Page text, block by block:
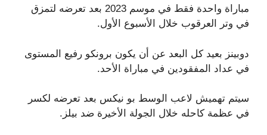
مباراة واحدة فقط في موسم 2023 بعد تعرضه لتمزق
في وتر العرقوب خلال الأسبوع الأول.
دوبينز بعيد كل البعد عن أن يكون برونكو رفيع المستوى
في عداد المفقودين في مباراة الأحد.
سيتم تهميش لاعب الوسط بو نيكس بعد تعرضه لكسر
في عظمة كاحله خلال الجولة الأخيرة ضد بيلز.